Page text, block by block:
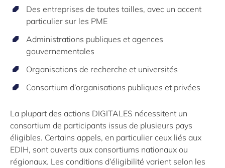
Des entreprises de toutes tailles, avec un accent
particulier sur les PME
Administrations publiques et agences
gouvernementales
Organisations de recherche et universités
Consortium d’organisations publiques et privées
La plupart des actions DIGITALES nécessitent un
consortium de participants issus de plusieurs pays
éligibles. Certains appels, en particulier ceux liés aux
EDIH, sont ouverts aux consortiums nationaux ou
régionaux. Les conditions d’éligibilité varient selon les